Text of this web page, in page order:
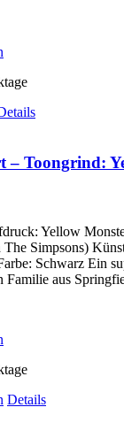
– Toongrind:
Yellow
Simpsons)
Schwarz Ein
Familie aus
Dieses
Details